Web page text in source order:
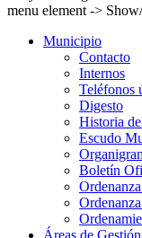
menu element ->
Municipio
Contacto
Internos
Teléfonos
Digesto
Historia
Escudo
Boletín